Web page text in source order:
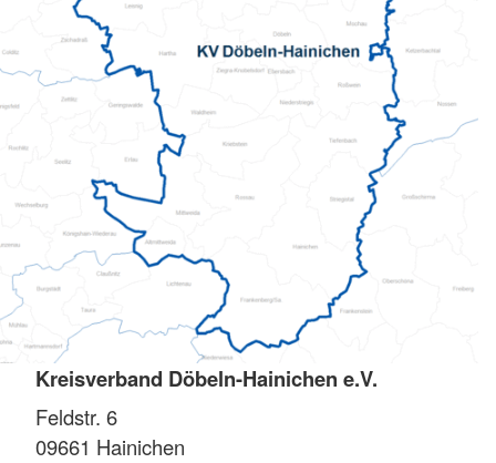
Kreisverband Döbeln-Hainichen e.V.
Feldstr. 6
09661 Hainichen